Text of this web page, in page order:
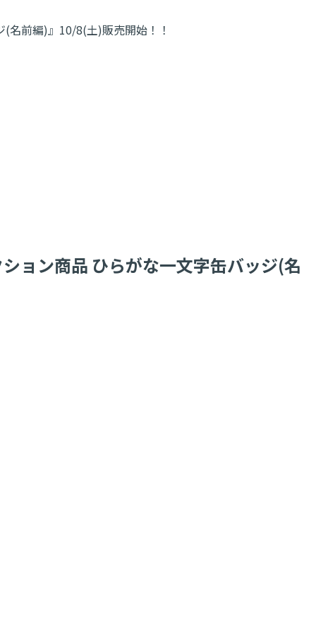
名前編)』10/8(土)販売開始！！
ョン商品 ひらがな一文字缶バッジ(名